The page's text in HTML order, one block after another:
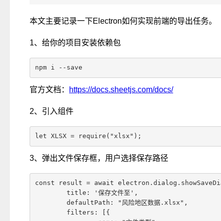
本文主要记录一下Electron如何实现前端的导出任务。
1、给你的项目安装依赖包
npm i --save
官方文档： https://docs.sheetjs.com/docs/
2、引入组件
let XLSX = require("xlsx");
3、弹出文件保存框，用户选择保存路径
const result = await